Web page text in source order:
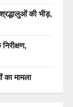
की भीड़,
का मामला